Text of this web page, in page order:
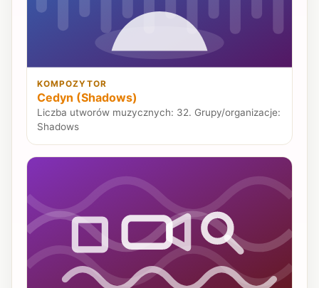
KOMPOZYTOR
Cedyn (Shadows)
Liczba utworów muzycznych: 32. Grupy/organizacje:
Shadows